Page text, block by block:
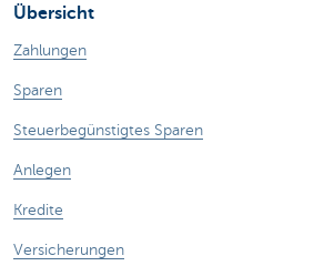
Übersicht
Zahlungen
Sparen
Steuerbegünstigtes Sparen
Anlegen
Kredite
Versicherungen